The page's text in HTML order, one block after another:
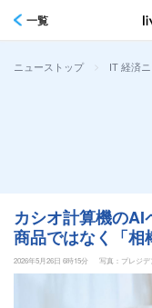
一覧
ニューストップ > IT 経済
カシオ計算機の
商品ではなく「相
2026年5月26日 6時15分 写真：プレジ